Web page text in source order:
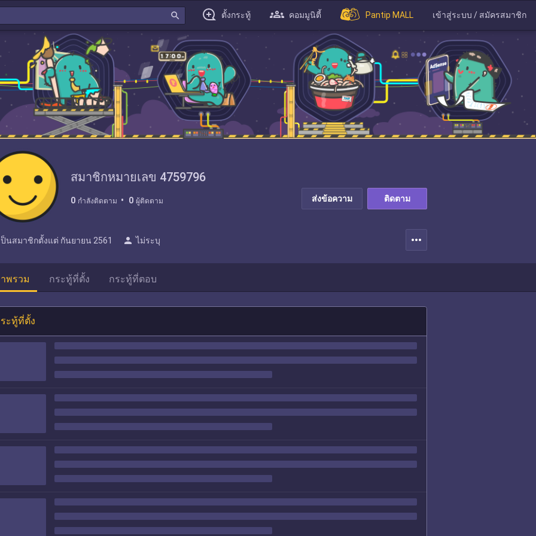
search ตั้งกระทู้ คอมมูนิตี้ Pantip MALL เข้าสู่ระบบ / สมัครสมาชิก
สมาชิกหมายเลข 4759796
0 กำลังติดตาม 0 ผู้ติดตาม ส่งข้อความ ติดตาม
ป็นสมาชิกตั้งแต่ กันยายน 2561 person ไม่ระบุ more_horiz
พรวม กระทู้ที่ตั้ง กระทู้ที่ตอบ
ะทู้ที่ตั้ง